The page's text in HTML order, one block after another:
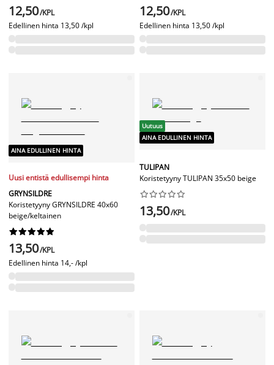
12,50/KPL
Edellinen hinta 13,50 /kpl
12,50/KPL
Edellinen hinta 13,50 /kpl
AINA EDULLINEN HINTA
Uusi entistä edullisempi hinta
GRYNSILDRE
Koristetyyny GRYNSILDRE 40x60
beige/keltainen






13,50/KPL
Edellinen hinta 14,- /kpl
Uutuus
AINA EDULLINEN HINTA
TULIPAN
Koristetyyny TULIPAN 35x50 beige






13,50/KPL